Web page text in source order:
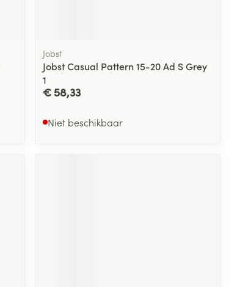
Jobst
Jobst Casual Pattern 15-20 Ad S Grey
1
€ 58,33
Niet beschikbaar